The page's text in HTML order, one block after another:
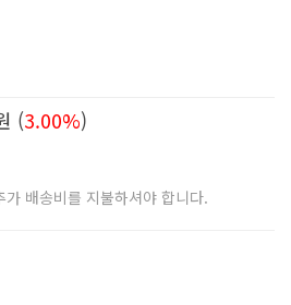
(3.00%)
배송비를 지불하셔야 합니다.